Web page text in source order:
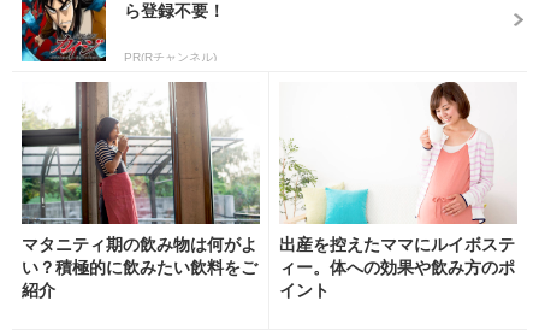
ら登録不要！
PR(Rチャンネル)
マタニティ期の飲み物は何がよ
い？積極的に飲みたい飲料をご
紹介
出産を控えたママにルイボステ
ィー。体への効果や飲み方のポ
イント